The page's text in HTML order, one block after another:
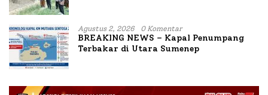
Bataal Timur
Agustus 2, 2026 0 Komentar
BREAKING NEWS – Kapal Penumpang
Terbakar di Utara Sumenep